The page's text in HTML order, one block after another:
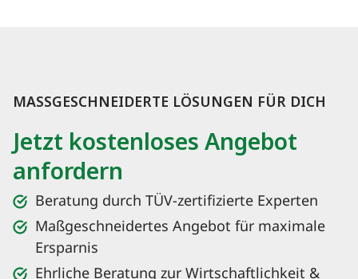
MASSGESCHNEIDERTE LÖSUNGEN FÜR DICH
Jetzt kostenloses Angebot
anfordern
Beratung durch TÜV-zertifizierte Experten
Maßgeschneidertes Angebot für maximale
Ersparnis
Ehrliche Beratung zur Wirtschaftlichkeit &